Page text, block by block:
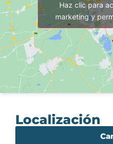
Haz clic para
marketing y
Localización